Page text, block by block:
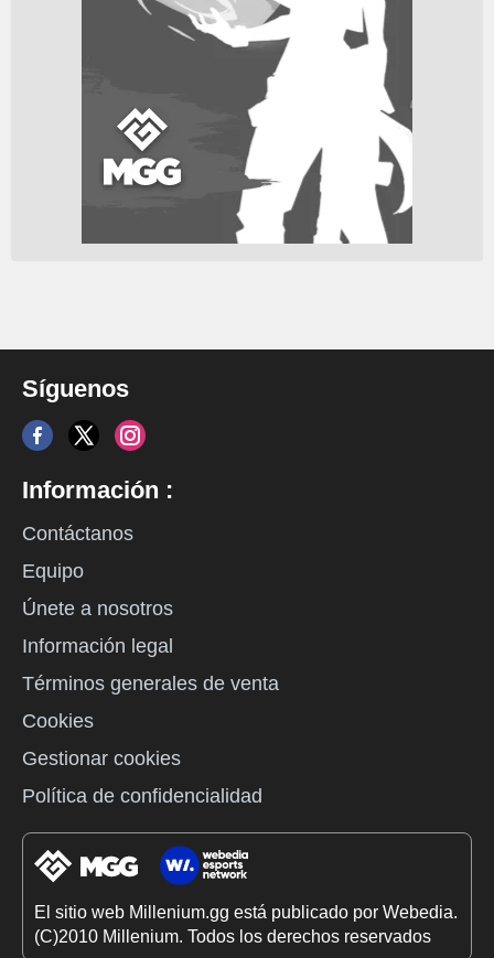
Síguenos
Información :
Contáctanos
Equipo
Únete a nosotros
Información legal
Términos generales de venta
Cookies
Gestionar cookies
Política de confidencialidad
El sitio web Millenium.gg está publicado por Webedia.
(C)2010 Millenium. Todos los derechos reservados